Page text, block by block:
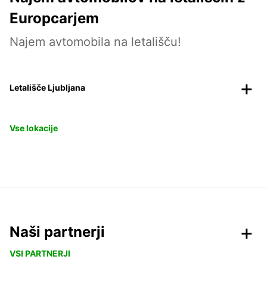
Europcarjem
Najem avtomobila na letališču!
Letališče Ljubljana
Vse lokacije
Naši partnerji
VSI PARTNERJI